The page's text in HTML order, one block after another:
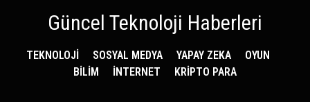
Güncel Teknoloji Haberleri
TEKNOLOJİ SOSYAL MEDYA YAPAY ZEKA
OYUN
BİLİM
İNTERNET KRİPTO PARA